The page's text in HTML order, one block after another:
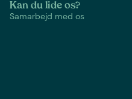
Kan du lide os?
Samarbejd med os